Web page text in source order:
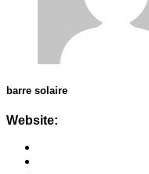
barre solaire
Website: